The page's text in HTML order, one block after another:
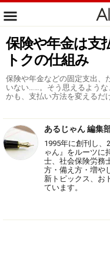
保険や年金は支
トクの仕組み
保険や年金などの固定支出、
いない……。そう思えるよう
かも、支払い方法を変えるだ
あるじゃん 編集
1995年に創刊し、
ゃん』をルーツに
士、社会保険労務
方・備え方・増や
新トピックス、お
ています。